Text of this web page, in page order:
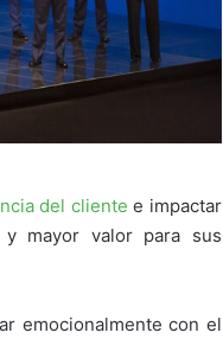
del cliente e impactar
mayor valor para sus
emocionalmente con el